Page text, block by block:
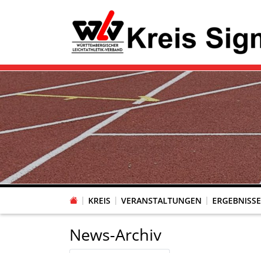
KREIS VERANSTALTUNGEN ERGEBNISSE
News-Archiv